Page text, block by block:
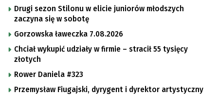
Drugi sezon Stilonu w elicie juniorów młodszych
zaczyna się w sobotę
Gorzowska ławeczka 7.08.2026
Chciał wykupić udziały w firmie – stracił 55 tysięcy
złotych
Rower Daniela #323
Przemysław Fiugajski, dyrygent i dyrektor artystyczny